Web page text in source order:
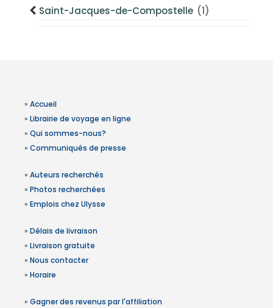
Saint-Jacques-de-Compostelle (1)
» Accueil
» Librairie de voyage en ligne
» Qui sommes-nous?
» Communiqués de presse
» Auteurs recherchés
» Photos recherchées
» Emplois chez Ulysse
» Délais de livraison
» Livraison gratuite
» Nous contacter
» Horaire
» Gagner des revenus par l'affiliation